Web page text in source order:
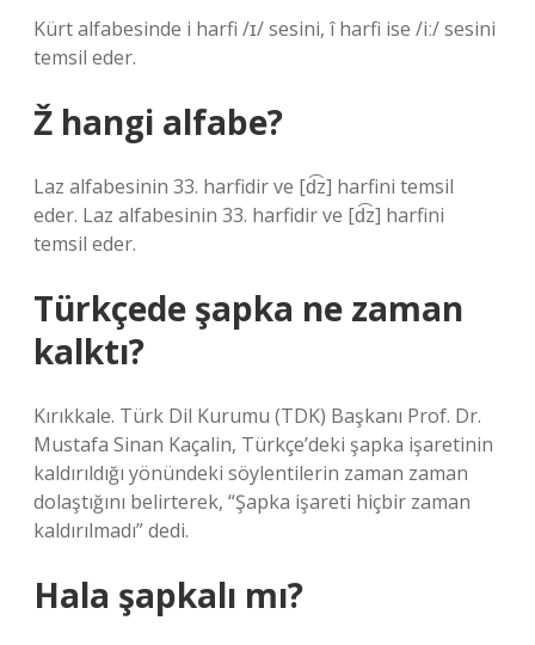
Kürt alfabesinde i harfi /ɪ/ sesini, î harfi ise /iː/ sesini
temsil eder.
Ž hangi alfabe?
Laz alfabesinin 33. harfidir ve [d͡z] harfini temsil
eder. Laz alfabesinin 33. harfidir ve [d͡z] harfini
temsil eder.
Türkçede şapka ne zaman
kalktı?
Kırıkkale. Türk Dil Kurumu (TDK) Başkanı Prof. Dr.
Mustafa Sinan Kaçalin, Türkçe’deki şapka işaretinin
kaldırıldığı yönündeki söylentilerin zaman zaman
dolaştığını belirterek, “Şapka işareti hiçbir zaman
kaldırılmadı” dedi.
Hala şapkalı mı?